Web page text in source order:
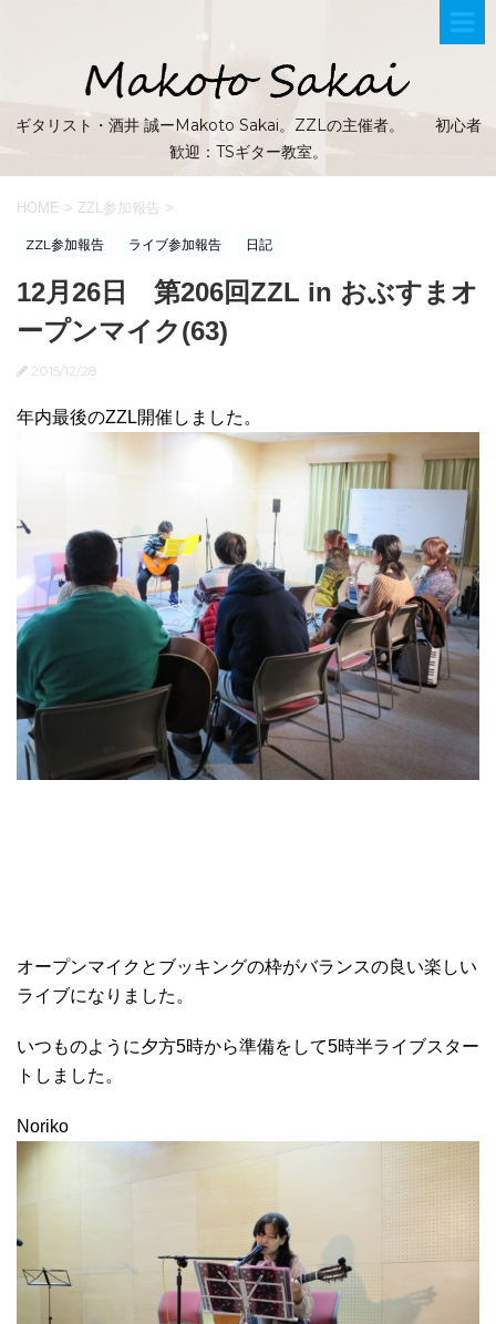
ギタリスト・酒井 誠ーMakoto Sakai。ZZLの主催者。 初心者
歓迎：TSギター教室。
HOME > ZZL参加報告 >
ZZL参加報告 ライブ参加報告 日記
12月26日 第206回ZZL in おぶすまオ
ープンマイク(63)
2015/12/28
年内最後のZZL開催しました。
オープンマイクとブッキングの枠がバランスの良い楽しい
ライブになりました。
いつものように夕方5時から準備をして5時半ライブスター
トしました。
Noriko